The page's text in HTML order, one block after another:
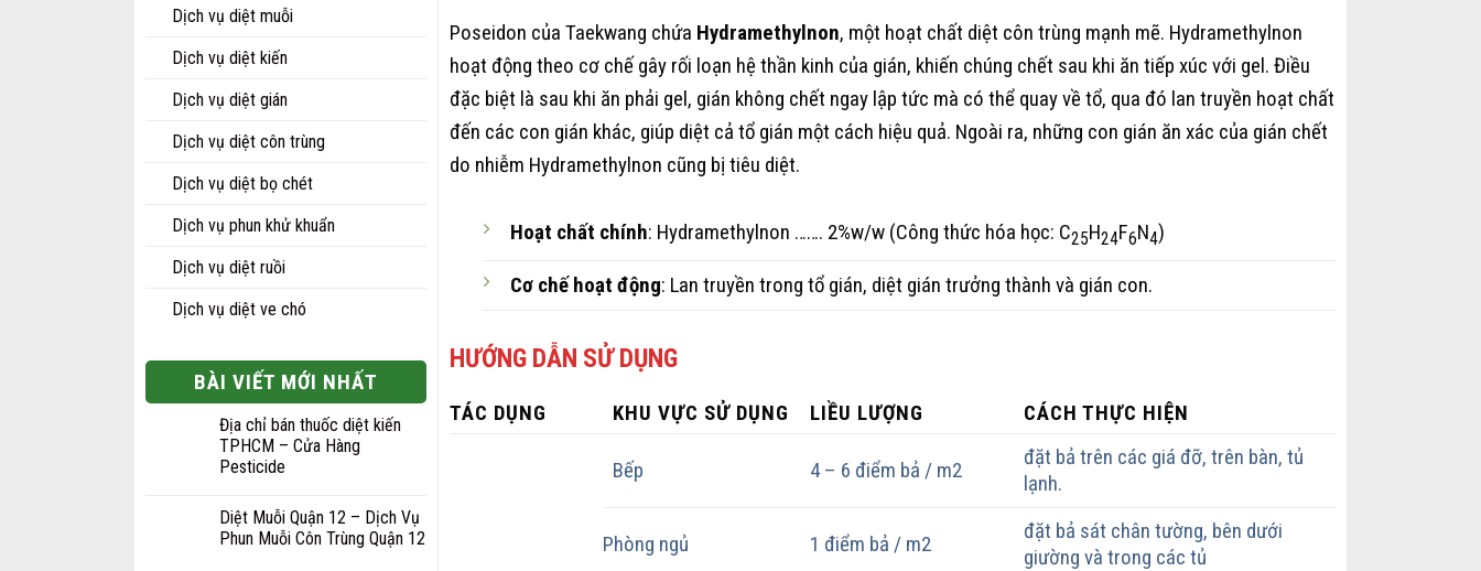
Dịch vụ diệt muỗi
Dịch vụ diệt kiến
Dịch vụ diệt gián
Dịch vụ diệt côn trùng
Dịch vụ diệt bọ chét
Dịch vụ phun khử khuẩn
Dịch vụ diệt ruồi
Dịch vụ diệt ve chó
BÀI VIẾT MỚI NHẤT
Địa chỉ bán thuốc diệt kiến
TPHCM – Cửa Hàng
Pesticide
Diệt Muỗi Quận 12 – Dịch Vụ
Phun Muỗi Côn Trùng Quận 12
Poseidon của Taekwang chứa Hydramethylnon, một hoạt chất diệt côn trùng mạnh mẽ. Hydramethylnon
hoạt động theo cơ chế gây rối loạn hệ thần kinh của gián, khiến chúng chết sau khi ăn tiếp xúc với gel. Điều
đặc biệt là sau khi ăn phải gel, gián không chết ngay lập tức mà có thể quay về tổ, qua đó lan truyền hoạt chất
đến các con gián khác, giúp diệt cả tổ gián một cách hiệu quả. Ngoài ra, những con gián ăn xác của gián chết
do nhiễm Hydramethylnon cũng bị tiêu diệt.
Hoạt chất chính: Hydramethylnon ……. 2%w/w (Công thức hóa học: C25H24F6N4)
Cơ chế hoạt động: Lan truyền trong tổ gián, diệt gián trưởng thành và gián con.
HƯỚNG DẪN SỬ DỤNG
TÁC DỤNG KHU VỰC SỬ DỤNG LIỀU LƯỢNG CÁCH THỰC HIỆN
Bếp 4 – 6 điểm bả / m2
đặt bả trên các giá đỡ, trên bàn, tủ
lạnh.
Phòng ngủ 1 điểm bả / m2
đặt bả sát chân tường, bên dưới
giường và trong các tủ